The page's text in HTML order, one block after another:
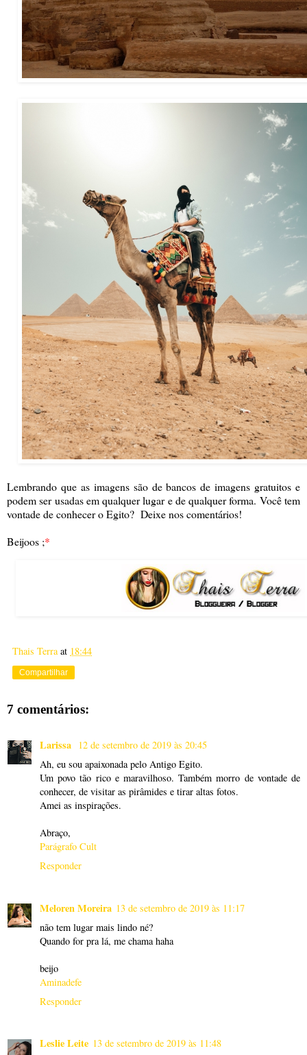
Lembrando que as imagens são de bancos de imagens gratuitos e
podem ser usadas em qualquer lugar e de qualquer forma. Você tem
vontade de conhecer o Egito? Deixe nos comentários!
Beijoos ;*
Thais Terra at 18:44
Compartilhar
7 comentários:
Larissa
12 de setembro de 2019 às 20:45
Ah, eu sou apaixonada pelo Antigo Egito.
Um povo tão rico e maravilhoso. Também morro de vontade de
conhecer, de visitar as pirâmides e tirar altas fotos.
Amei as inspirações.
Abraço,
Parágrafo Cult
Responder
Meloren Moreira 13 de setembro de 2019 às 11:17
não tem lugar mais lindo né?
Quando for pra lá, me chama haha
beijo
Aminadefe
Responder
Leslie Leite 13 de setembro de 2019 às 11:48